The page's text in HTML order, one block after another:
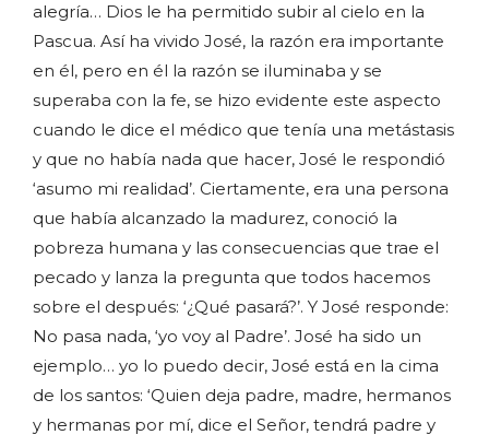
alegría… Dios le ha permitido subir al cielo en la
Pascua. Así ha vivido José, la razón era importante
en él, pero en él la razón se iluminaba y se
superaba con la fe, se hizo evidente este aspecto
cuando le dice el médico que tenía una metástasis
y que no había nada que hacer, José le respondió
‘asumo mi realidad’. Ciertamente, era una persona
que había alcanzado la madurez, conoció la
pobreza humana y las consecuencias que trae el
pecado y lanza la pregunta que todos hacemos
sobre el después: ‘¿Qué pasará?’. Y José responde:
No pasa nada, ‘yo voy al Padre’. José ha sido un
ejemplo… yo lo puedo decir, José está en la cima
de los santos: ‘Quien deja padre, madre, hermanos
y hermanas por mí, dice el Señor, tendrá padre y